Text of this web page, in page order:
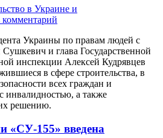
в Украине и
комментарий
Украины по правам людей с
и глава Государственной
инспекции Алексей Кудрявцев
в сфере строительства, в
всех граждан и
инвалидностью, а также
решению.
«СУ-155» введена